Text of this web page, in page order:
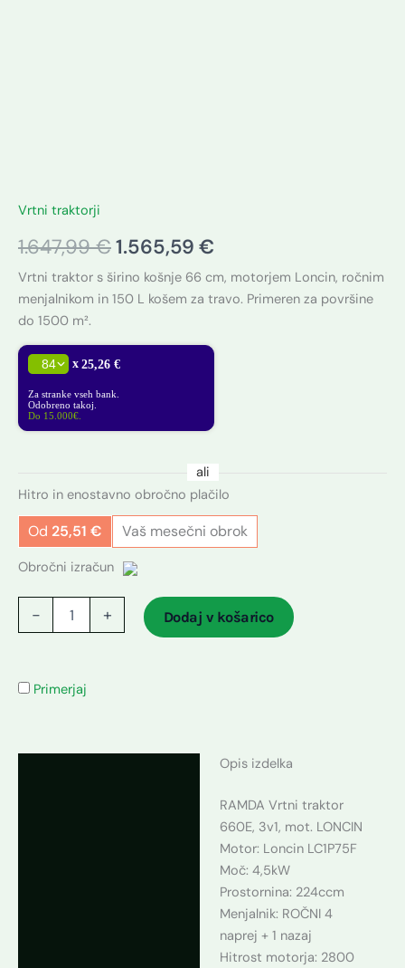
Vrtni traktorji
1.647,99€1.565,59 €
Vrtni traktor s širino košnje 66 cm, motorjem Loncin, ročnim
menjalnikom in 150 L košem za travo. Primeren za površine
do 1500 m².
x 25,26 €
Za stranke vseh bank.
Odobreno takoj.
Do 15.000€.
ali
Hitro in enostavno obročno plačilo
Od 25,51 € Vaš mesečni obrok
Obročni izračun
- + Dodaj v košarico
Primerjaj
Opis izdelka
RAMDA Vrtni traktor
660E, 3v1, mot. LONCIN
Motor: Loncin LC1P75F
Moč: 4,5kW
Prostornina: 224ccm
Menjalnik: ROČNI 4
naprej + 1 nazaj
Hitrost motorja: 2800